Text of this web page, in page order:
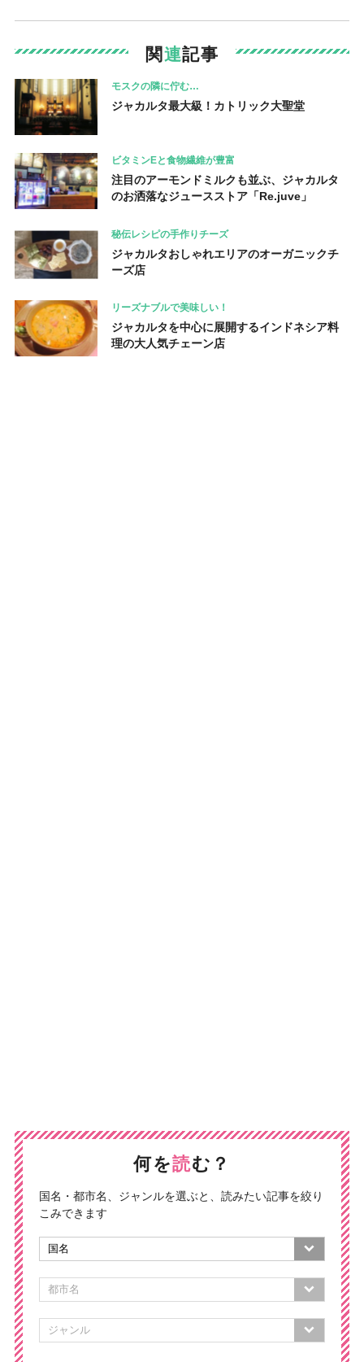
関連記事
モスクの隣に佇む…
ジャカルタ最大級！カトリック大聖堂
ビタミンEと食物繊維が豊富
注目のアーモンドミルクも並ぶ、ジャカルタ
のお洒落なジュースストア「Re.juve」
秘伝レシピの手作りチーズ
ジャカルタおしゃれエリアのオーガニックチ
ーズ店
リーズナブルで美味しい！
ジャカルタを中心に展開するインドネシア料
理の大人気チェーン店
何を読む？
国名・都市名、ジャンルを選ぶと、読みたい記事を絞り
こみできます